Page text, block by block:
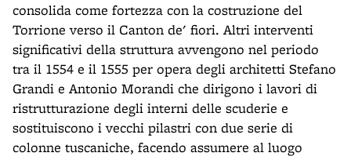
consolida come fortezza con la costruzione del
Torrione verso il Canton de' fiori. Altri interventi
significativi della struttura avvengono nel periodo
tra il 1554 e il 1555 per opera degli architetti Stefano
Grandi e Antonio Morandi che dirigono i lavori di
ristrutturazione degli interni delle scuderie e
sostituiscono i vecchi pilastri con due serie di
colonne tuscaniche, facendo assumere al luogo